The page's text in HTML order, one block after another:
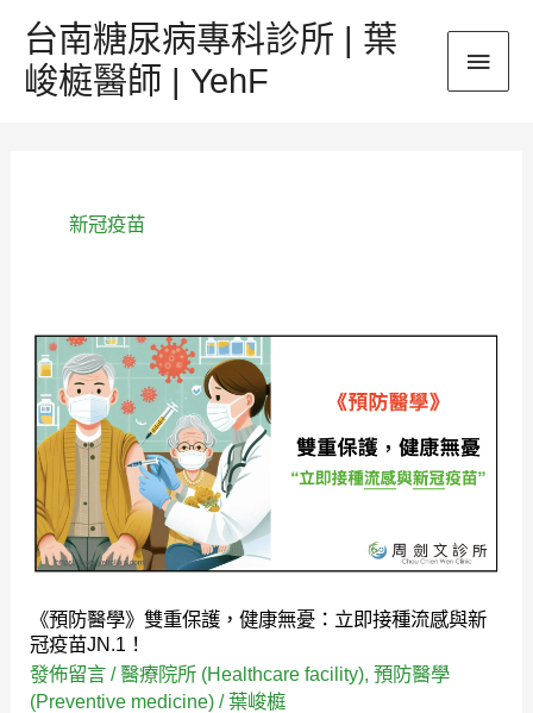
台南糖尿病專科診所 | 葉
峻榳醫師 | YehF
要
新冠疫苗
《預防醫學》雙重保護，健康無憂：立即接種流感與新
冠疫苗JN.1！
發佈留言 /醫療院所 (Healthcare facility),預防醫學
(Preventive medicine) /葉峻榳
《預
防
醫
學》
雙
重
保
護，
康
無
憂：